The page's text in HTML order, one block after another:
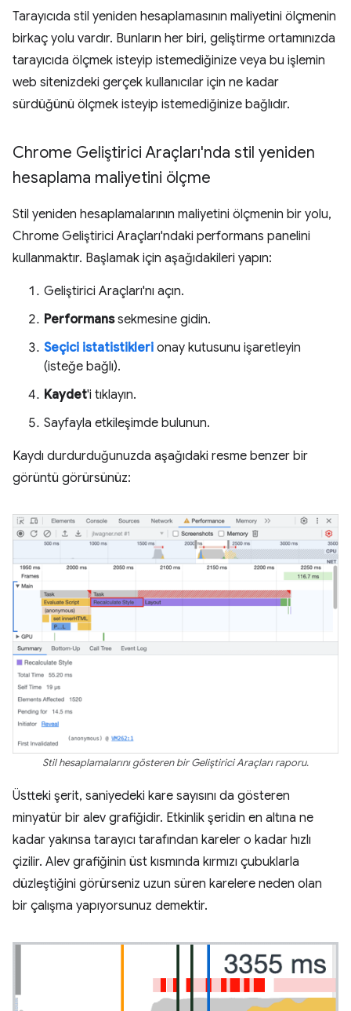
Tarayıcıda stil yeniden hesaplamasının maliyetini ölçmenin
birkaç yolu vardır. Bunların her biri, geliştirme ortamınızda
tarayıcıda ölçmek isteyip istemediğinize veya bu işlemin
web sitenizdeki gerçek kullanıcılar için ne kadar
sürdüğünü ölçmek isteyip istemediğinize bağlıdır.
Chrome Geliştirici Araçları'nda stil yeniden
hesaplama maliyetini ölçme
Stil yeniden hesaplamalarının maliyetini ölçmenin bir yolu,
Chrome Geliştirici Araçları'ndaki performans panelini
kullanmaktır. Başlamak için aşağıdakileri yapın:
Geliştirici Araçları'nı açın.
Performanssekmesine gidin.
Seçici istatistikleri onay kutusunu işaretleyin
(isteğe bağlı).
Kaydet'i tıklayın.
Sayfayla etkileşimde bulunun.
Kaydı durdurduğunuzda aşağıdaki resme benzer bir
görüntü görürsünüz:
Stil hesaplamalarını gösteren bir Geliştirici Araçları raporu.
Üstteki şerit, saniyedeki kare sayısını da gösteren
minyatür bir alev grafiğidir. Etkinlik şeridin en altına ne
kadar yakınsa tarayıcı tarafından kareler o kadar hızlı
çizilir. Alev grafiğinin üst kısmında kırmızı çubuklarla
düzleştiğini görürseniz uzun süren karelere neden olan
bir çalışma yapıyorsunuz demektir.